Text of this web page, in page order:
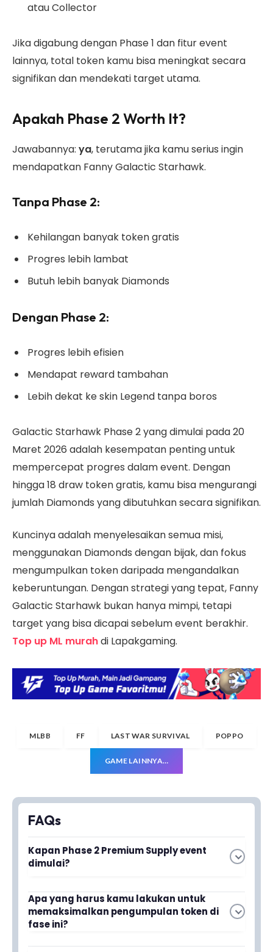
atau Collector
Jika digabung dengan Phase 1 dan fitur event
lainnya, total token kamu bisa meningkat secara
signifikan dan mendekati target utama.
Apakah Phase 2 Worth It?
Jawabannya: ya, terutama jika kamu serius ingin
mendapatkan Fanny Galactic Starhawk.
Tanpa Phase 2:
Kehilangan banyak token gratis
Progres lebih lambat
Butuh lebih banyak Diamonds
Dengan Phase 2:
Progres lebih efisien
Mendapat reward tambahan
Lebih dekat ke skin Legend tanpa boros
Galactic Starhawk Phase 2 yang dimulai pada 20
Maret 2026 adalah kesempatan penting untuk
mempercepat progres dalam event. Dengan
hingga 18 draw token gratis, kamu bisa mengurangi
jumlah Diamonds yang dibutuhkan secara signifikan.
Kuncinya adalah menyelesaikan semua misi,
menggunakan Diamonds dengan bijak, dan fokus
mengumpulkan token daripada mengandalkan
keberuntungan. Dengan strategi yang tepat, Fanny
Galactic Starhawk bukan hanya mimpi, tetapi
target yang bisa dicapai sebelum event berakhir.
Top up ML murahdi Lapakgaming.
MLBB FF LAST WAR SURVIVAL POPPO
GAME LAINNYA…
FAQs
Kapan Phase 2 Premium Supply event
dimulai?
Baca juga 7 Cara Atasi Lag Mobile
Legends, HP Kentang Aman!
Apa yang harus kamu lakukan untuk
memaksimalkan pengumpulan token di
fase ini?